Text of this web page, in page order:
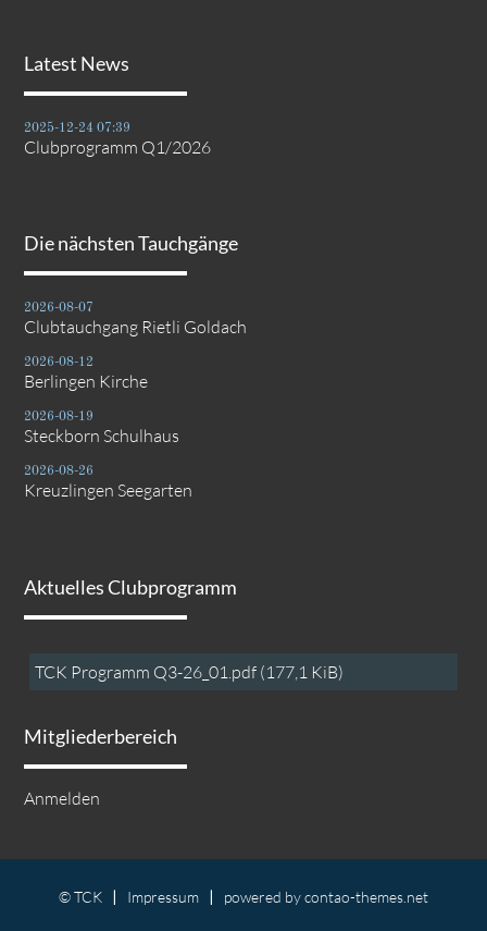
Latest News
2025-12-24 07:39
Clubprogramm Q1/2026
Die nächsten Tauchgänge
2026-08-07
Clubtauchgang Rietli Goldach
2026-08-12
Berlingen Kirche
2026-08-19
Steckborn Schulhaus
2026-08-26
Kreuzlingen Seegarten
Aktuelles Clubprogramm
TCK Programm Q3-26_01.pdf (177,1 KiB)
Mitgliederbereich
Anmelden
© TCK Impressum powered bycontao-themes.net